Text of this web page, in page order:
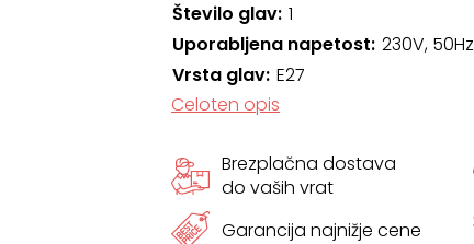
Število glav 1
Uporabljena napetost 230V, 50Hz
Vrsta glav E27
Celoten opis
Brezplačna dostava
do vaših vrat
Garancija najnižje cene